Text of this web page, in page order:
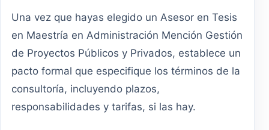
Una vez que hayas elegido un Asesor en Tesis
en Maestría en Administración Mención Gestión
de Proyectos Públicos y Privados, establece un
pacto formal que especifique los términos de la
consultoría, incluyendo plazos,
responsabilidades y tarifas, si las hay.